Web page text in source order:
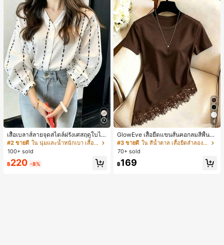
เสื้อเบลาส์ลายจุดสไตล์ฝรั่งเศสฤดูใบไม้
ร่วง, ทรงเข้ารูป, แขนยาวคอวี, สไตล์ให
ม่ฤดูใบไม้ผลิ, ป้องกันแสงแดด, ใส่ไป
ทำงานและลำลอง สีขาว
#2 ขายดี
ใน นุ่มและน้ำหนักเบา เสื้อสตรี เสื้อเบลาส์ & Tee
100+ sold
฿220 -8%
4
GlowEve เสื้อยืดแขนสั้นคอกลมสีพื้นลำ
ลองอเนกประสงค์สำหรับผู้หญิง
#3 ขายดี
ใน สีน้ำตาล เสื้อยืดลำลองพื้นฐาน
70+ sold
฿169